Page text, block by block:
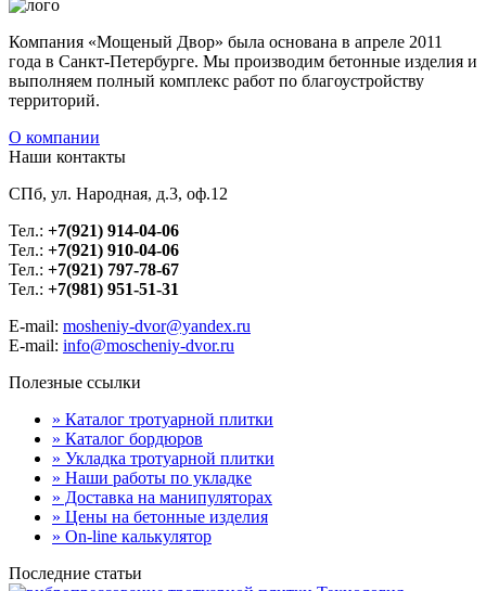
Компания «Мощеный Двор» была основана в апреле 2011
года в Санкт-Петербурге. Мы производим бетонные изделия и
выполняем полный комплекс работ по благоустройству
территорий.
О компании
Наши контакты
СПб, ул. Народная, д.3, оф.12
Тел.: +7(921) 914-04-06
Тел.: +7(921) 910-04-06
Тел.: +7(921) 797-78-67
Тел.: +7(981) 951-51-31
E-mail: mosheniy-dvor@yandex.ru
E-mail: info@moscheniy-dvor.ru
Полезные ссылки
» Каталог тротуарной плитки
» Каталог бордюров
» Укладка тротуарной плитки
» Наши работы по укладке
» Доставка на манипуляторах
» Цены на бетонные изделия
» On-line калькулятор
Последние статьи